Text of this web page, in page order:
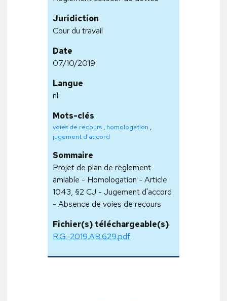
Juridiction
Cour du travail
Date
07/10/2019
Langue
nl
Mots-clés
voies de recours , homologation ,
jugement d'accord
Sommaire
Projet de plan de règlement
amiable - Homologation - Article
1043, §2 CJ - Jugement d'accord
- Absence de voies de recours
Fichier(s) téléchargeable(s)
R.G.-2019.AB.629.pdf